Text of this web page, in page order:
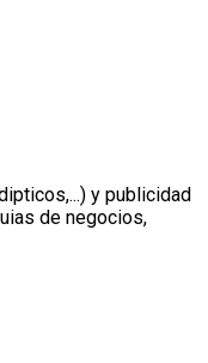
y publicidad
de negocios,